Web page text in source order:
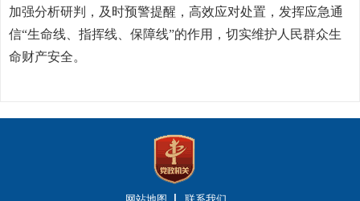
加强分析研判，及时预警提醒，高效应对处置，发挥应急通
信“生命线、指挥线、保障线”的作用，切实维护人民群众生
命财产安全。